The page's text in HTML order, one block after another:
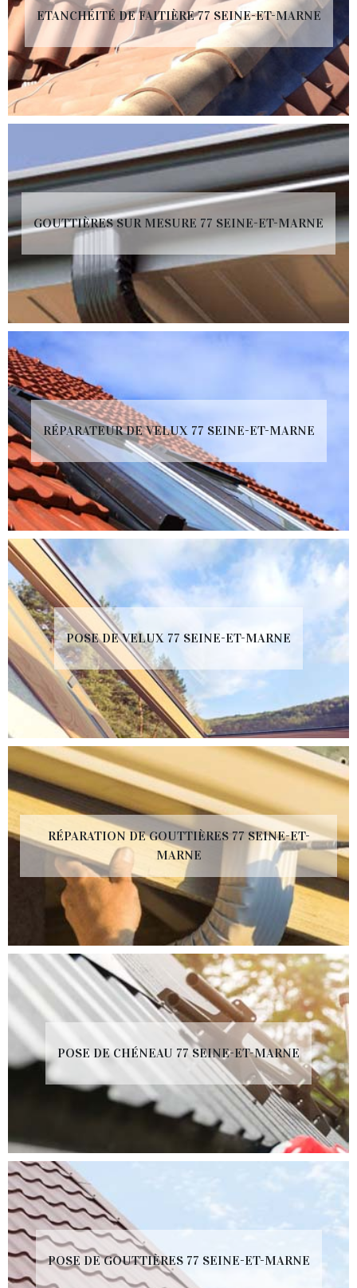
ETANCHÉITÉ DE FAITIÈRE 77 SEINE-ET-MARNE
GOUTTIÈRES SUR MESURE 77 SEINE-ET-MARNE
RÉPARATEUR DE VELUX 77 SEINE-ET-MARNE
POSE DE VELUX 77 SEINE-ET-MARNE
RÉPARATION DE GOUTTIÈRES 77 SEINE-ET-
MARNE
POSE DE CHÉNEAU 77 SEINE-ET-MARNE
POSE DE GOUTTIÈRES 77 SEINE-ET-MARNE